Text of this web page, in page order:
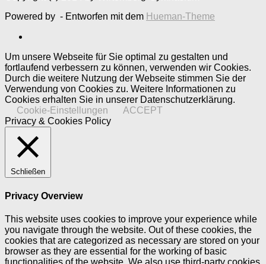
Powered by - Entworfen mit dem Hueman-Theme
Um unsere Webseite für Sie optimal zu gestalten und
fortlaufend verbessern zu können, verwenden wir Cookies.
Durch die weitere Nutzung der Webseite stimmen Sie der
Verwendung von Cookies zu. Weitere Informationen zu
Cookies erhalten Sie in unserer Datenschutzerklärung.
Cookie-Einstellungen
ACCEPT
Privacy & Cookies Policy
Schließen
Privacy Overview
This website uses cookies to improve your experience while
you navigate through the website. Out of these cookies, the
cookies that are categorized as necessary are stored on your
browser as they are essential for the working of basic
functionalities of the website. We also use third-party cookies